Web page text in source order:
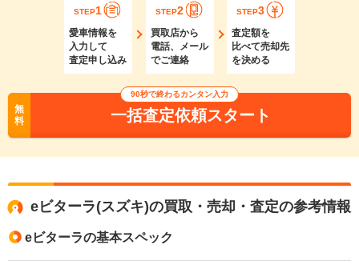
STEP1
愛車情報を
入力して
査定申し込み
STEP2
買取店から
電話、メール
でご連絡
STEP3
査定額を
比べて売却先
を決める
無
料
90秒で終わるカンタン入力
一括査定依頼スタート
eビターラ(スズキ)の買取・売却・査定の参考情報
eビターラの基本スペック